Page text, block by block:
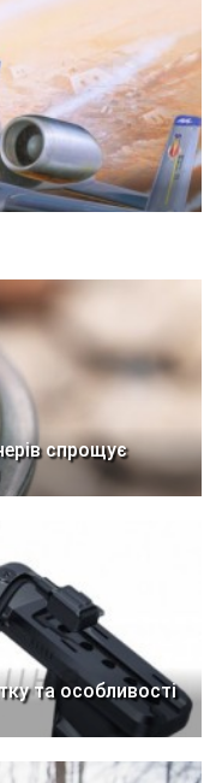
спрощує
та особливості